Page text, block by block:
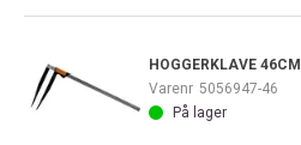
HOGGERKLAVE 46CM
Varenr 5056947-46
På lager